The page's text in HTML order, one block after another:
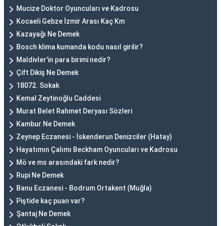
Mucize Doktor Oyuncuları ve Kadrosu
Kocaeli Gebze İzmir Arası Kaç Km
Kazayağı Ne Demek
Bosch klima kumanda kodu nasıl girilir?
Maldivler'in para birimi nedir?
Çift Dikiş Ne Demek
18072. Sokak
Kemal Zeytinoğlu Caddesi
Murat Belet Rahmet Deryası Sözleri
Kambur Ne Demek
Zeynep Eczanesi - İskenderun Denizciler (Hatay)
Hayatımın Çalımı Beckham Oyuncuları ve Kadrosu
Mö ve ms arasındaki fark nedir?
Rupi Ne Demek
Banu Eczanesi - Bodrum Ortakent (Muğla)
Piştide kaç puan var?
Şantaj Ne Demek